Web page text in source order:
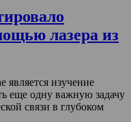
лазера из
изучение
еще одну важную задачу
связи в глубоком